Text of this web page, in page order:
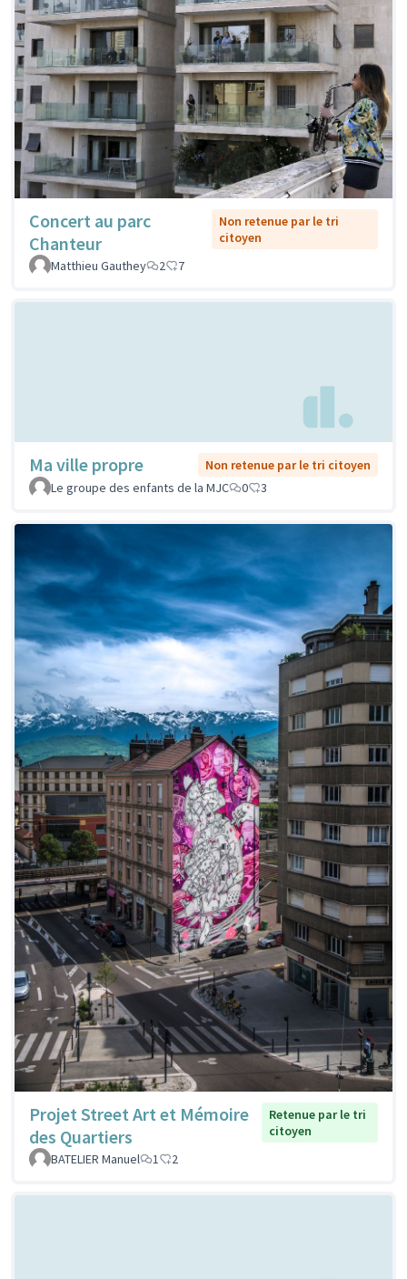
Concert au parc
Chanteur
Non retenue par le tri
citoyen
Matthieu Gauthey
2 7
Ma ville propre
Non retenue par le tri citoyen
Le groupe des enfants de la MJC
0 3
Projet Street Art et Mémoire
des Quartiers
Retenue par le tri
citoyen
BATELIER Manuel
1 2